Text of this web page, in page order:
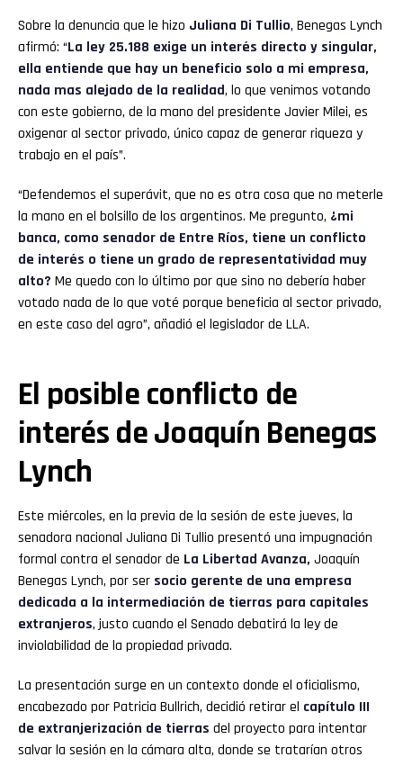
Sobre la denuncia que le hizo Juliana Di Tullio, Benegas Lynch
afirmó: “La ley 25.188 exige un interés directo y singular,
ella entiende que hay un beneficio solo a mi empresa,
nada mas alejado de la realidad, lo que venimos votando
con este gobierno, de la mano del presidente Javier Milei, es
oxigenar al sector privado, único capaz de generar riqueza y
trabajo en el país”.
“Defendemos el superávit, que no es otra cosa que no meterle
la mano en el bolsillo de los argentinos. Me pregunto, ¿mi
banca, como senador de Entre Ríos, tiene un conflicto
de interés o tiene un grado de representatividad muy
alto? Me quedo con lo último por que sino no debería haber
votado nada de lo que voté porque beneficia al sector privado,
en este caso del agro”, añadió el legislador de LLA.
El posible conflicto de
interés de Joaquín Benegas
Lynch
Este miércoles, en la previa de la sesión de este jueves, la
senadora nacional Juliana Di Tullio presentó una impugnación
formal contra el senador de La Libertad Avanza, Joaquín
Benegas Lynch, por ser socio gerente de una empresa
dedicada a la intermediación de tierras para capitales
extranjeros, justo cuando el Senado debatirá la ley de
inviolabilidad de la propiedad privada.
La presentación surge en un contexto donde el oficialismo,
encabezado por Patricia Bullrich, decidió retirar el capítulo III
de extranjerización de tierras del proyecto para intentar
salvar la sesión en la cámara alta, donde se tratarían otros